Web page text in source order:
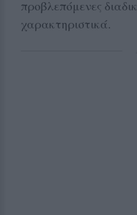
προβλεπόμενες
χαρακτηριστικά.